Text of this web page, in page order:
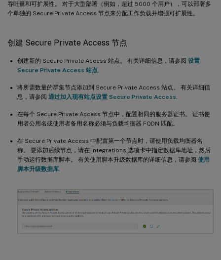
吞吐量和可扩展性。 对于大型部署（例如，超过 5000 个用户），可以部署多
个单独的 Secure Private Access 节点来分配工作负载并增强可扩展性。
创建 Secure Private Access 节点
创建新的 Secure Private Access 站点。 有关详细信息，请参阅 设置
Secure Private Access 站点
将所需数量的群集节点添加到 Secure Private Access 站点。 有关详细信
息，请参阅 通过加入现有站点设置 Secure Private Access
在每个 Secure Private Access 节点中，配置相同的服务器证书。 证书使
用者公用名或使用者备用名称必须与负载均衡器 FQDN 匹配。
在 Secure Private Access 中配置第一个节点时，请使用负载均衡器名
称。 要添加后续节点，请在 Integrations 选项卡中指定数据库地址，然后
手动运行数据库脚本。 有关使用脚本升级数据库的详细信息，请参阅 使用
脚本升级数据库